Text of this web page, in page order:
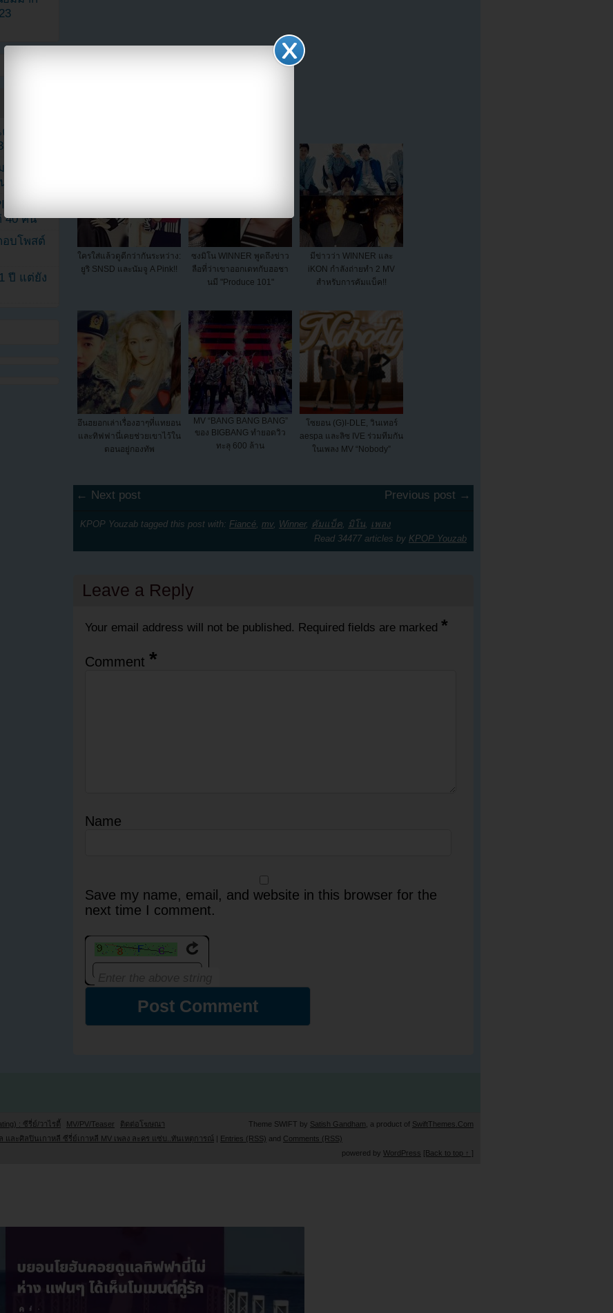
ใครใส่แล้วดูดีกว่ากันระหว่าง:
ยูริ SNSD และนัมจู A Pink!!
ซงมิโน WINNER พูดถึงข่าว
ลือที่ว่าเขาออกเดทกับฮอชา
นมี "Produce 101"
มีข่าวว่า WINNER และ
iKON กำลังถ่ายทำ 2 MV
สำหรับการคัมแบ็ค!!
อึนฮยอกเล่าเรื่องฮาๆที่แทยอน
และทิฟฟานี่เคยช่วยเขาไว้ใน
ตอนอยู่กองทัพ
MV “BANG BANG BANG”
ของ BIGBANG ทำยอดวิว
ทะลุ 600 ล้าน
โซยอน (G)I-DLE, วินเทอร์
aespa และลิซ IVE ร่วมทีมกัน
ในเพลง MV “Nobody”
← Next post Previous post →
KPOP Youzab tagged this post with: Fiancé, mv, Winner, คัมแบ็ค, มิโน, เพลง
Read 34477 articles by KPOP Youzab
Leave a Reply
Your email address will not be published. Required fields are marked *
Comment *
Name
Save my name, email, and website in this browser for the
next time I comment.
กสั่งทำ
ดือน
า
ามรอย
แฟน
40 คน
อบโพสต์
ปี แต่ยัง
: ซีรี่ย์/วาไรตี้ MV/PV/Teaser ติดต่อโฆษณา Theme SWIFT by Satish Gandham , a product of SwiftThemes.Com
และศิลปินเกาหลี ซีรี่ย์เกาหลี MV เพลง ละคร แซ่บ..ทันเหตุการณ์ | Entries (RSS) and Comments (RSS)
powered by WordPress [Back to top ↑ ]